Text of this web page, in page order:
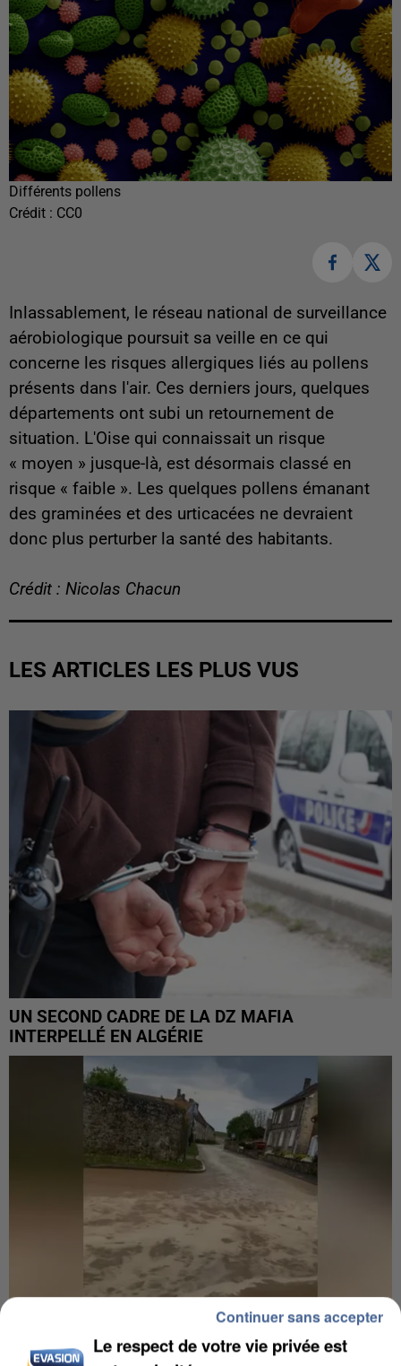
Différents pollens
Crédit : CC0
Inlassablement, le réseau national de surveillance
aérobiologique poursuit sa veille en ce qui
concerne les risques allergiques liés au pollens
présents dans l'air. Ces derniers jours, quelques
départements ont subi un retournement de
situation. L'Oise qui connaissait un risque
« moyen » jusque-là, est désormais classé en
risque « faible ». Les quelques pollens émanant
des graminées et des urticacées ne devraient
donc plus perturber la santé des habitants.
Crédit : Nicolas Chacun
LES ARTICLES LES PLUS VUS
UN SECOND CADRE DE LA DZ MAFIA
INTERPELLÉ EN ALGÉRIE
UNE TOURISTE DE L’OISE EMPORTÉE PAR UNE
Le respect de votre vie privée est
Continuer sans accepter